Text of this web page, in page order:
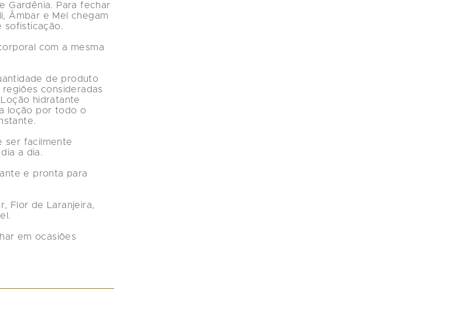
Gardênia. Para fechar
Âmbar e Mel chegam
sofisticação.
com a mesma
de produto
consideradas
hidratante
loção por todo o
ser facilmente
a dia.
e pronta para
Flor de Laranjeira,
em ocasiões